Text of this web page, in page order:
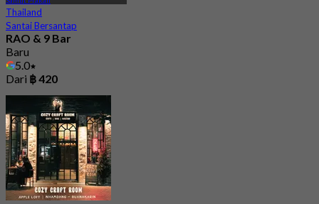
Thailand
Santai Bersantap
RAO & 9 Bar
Baru
5.0
Dari ฿ 420